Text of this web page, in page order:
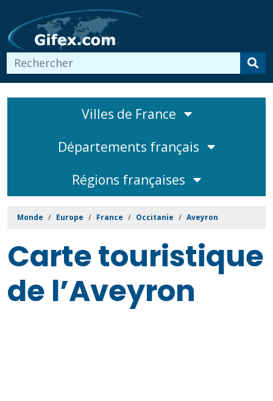
Villes de France
Départements français
Régions françaises
Monde Europe France Occitanie Aveyron
Carte touristique
de l’Aveyron